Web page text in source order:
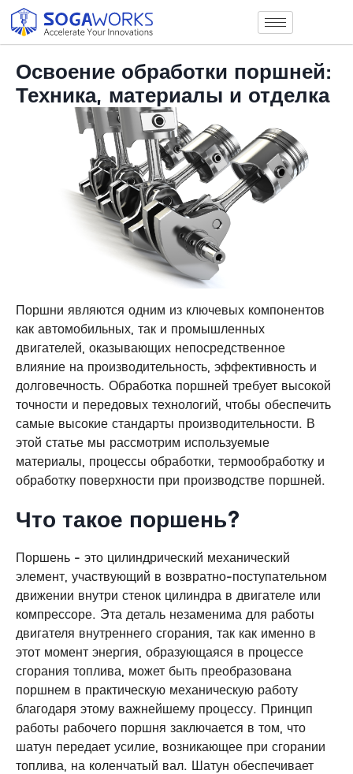
Освоение обработки поршней:
Техника, материалы и отделка
Поршни являются одним из ключевых компонентов
как автомобильных, так и промышленных
двигателей, оказывающих непосредственное
влияние на производительность, эффективность и
долговечность. Обработка поршней требует высокой
точности и передовых технологий, чтобы обеспечить
самые высокие стандарты производительности. В
этой статье мы рассмотрим используемые
материалы, процессы обработки, термообработку и
обработку поверхности при производстве поршней.
Что такое поршень?
Поршень - это цилиндрический механический
элемент, участвующий в возвратно-поступательном
движении внутри стенок цилиндра в двигателе или
компрессоре. Эта деталь незаменима для работы
двигателя внутреннего сгорания, так как именно в
этот момент энергия, образующаяся в процессе
сгорания топлива, может быть преобразована
поршнем в практическую механическую работу
благодаря этому важнейшему процессу. Принцип
работы рабочего поршня заключается в том, что
шатун передает усилие, возникающее при сгорании
топлива, на коленчатый вал. Шатун обеспечивает